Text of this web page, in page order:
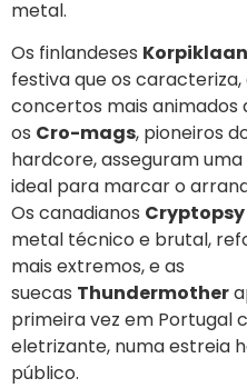
metal.
Os finlandeses
festiva que os
concertos mais animados
os Cro-mags, pioneiros
hardcore, asseguram
ideal para marcar o
Os canadianos Cryptopsy
metal técnico e brutal,
mais extremos, e as
suecas Thundermother
primeira vez em Portugal
eletrizante, numa estreia
público.